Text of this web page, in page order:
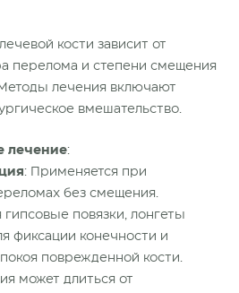
кости зависит от
перелома и степени смещения
лечения включают
вмешательство.
лечение:
: Применяется при
без смещения.
гипсовые повязки, лонгеты
фиксации конечности и
поврежденной кости.
может длиться от